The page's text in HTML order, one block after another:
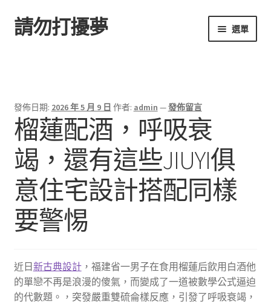
跳
至
跳
至
請勿打擾夢 選單
發佈日期: 2026 年 5 月 9 日 作者: admin —發佈留言
榴蓮配酒，呼吸衰
竭，還有這些JIUYI俱
意住宅設計搭配同樣
要警惕
近日 新古典設計，福建省一男子在食用榴蓮后飲用白酒他
的單戀不再是浪漫的傻氣，而變成了一道被數學公式逼迫
的代數題。，突發嚴重雙硫侖樣反應，引發了呼吸衰竭，